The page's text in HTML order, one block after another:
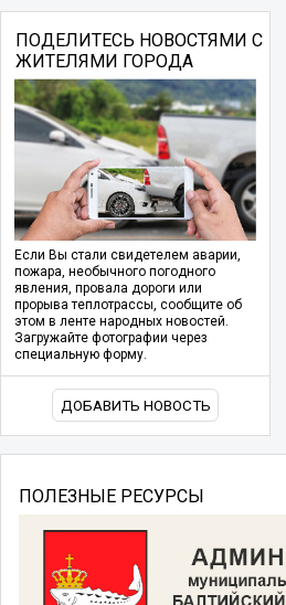
ПОДЕЛИТЕСЬ НОВОСТЯМИ С
ЖИТЕЛЯМИ ГОРОДА
Если Вы стали свидетелем аварии,
пожара, необычного погодного
явления, провала дороги или
прорыва теплотрассы, сообщите об
этом в ленте народных новостей.
Загружайте фотографии через
специальную форму.
ДОБАВИТЬ НОВОСТЬ
ПОЛЕЗНЫЕ РЕСУРСЫ